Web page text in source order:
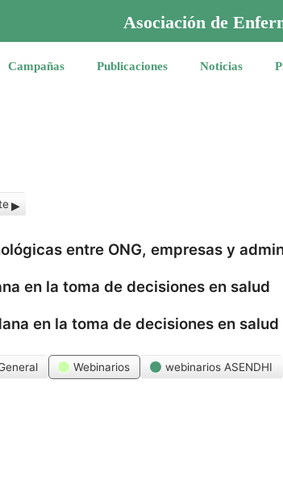
Asociación de
Campañas Publicaciones Noticias
entre ONG, empresas y
en la toma de decisiones en salud
en la toma de decisiones en salud
Webinarios webinarios ASENDHI